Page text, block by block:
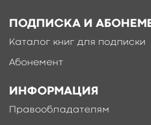
ПОДПИСКА И
Каталог книг для подписки
Абонемент
ИНФОРМАЦИЯ
Правообладателям